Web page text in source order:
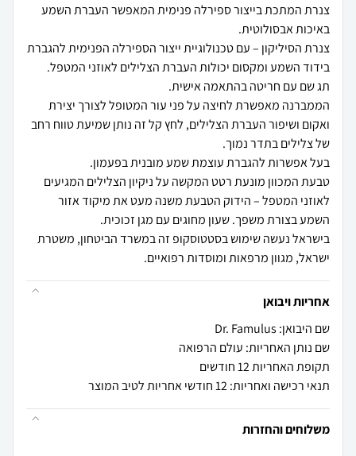
צנרת המתכת בייצור ספירלה פנימית המאפשר העברת השמע
צנרת הסיליקון – עם טכנולוגיית ייצור הספירלה הפנימית להגברת
הממברנה מאפשרת לחיצה על פני עור המטופל לצורך יצירת
ואקום ושיפור העברת הצלילים, לחץ קל זה נותן שמיעת טווח רחב
טבעת המכוון מונעת רטט המקשה על ניקיון הצלילים המגיעים
לאוזני המטפל – הידוק הטבעת משנה מעט את מיקוד אזור
בישראל נעשה שימוש בסטטוסקופ זה במשרד הביטחון, משטרת
ישראל, מגוון מרפאות ומוסדות רפואיים.
אחריות ויבואן
שם היבואן: Dr. Famulus
שם נותן האחריות: עולם הרפואה
תקופת האחריות 12 חודשים
תנאי רכישה ואחריות: 12 חודשי אחריות לטיב המוצר
משלוחים והחזרות